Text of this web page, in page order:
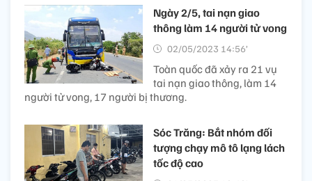
Ngày 2/5, tai nạn giao
thông làm 14 người tử vong
02/05/2023 14:56’
Toàn quốc đã xảy ra 21 vụ
tai nạn giao thông, làm 14
người tử vong, 17 người bị thương.
Sóc Trăng: Bắt nhóm đối
tượng chạy mô tô lạng lách
tốc độ cao